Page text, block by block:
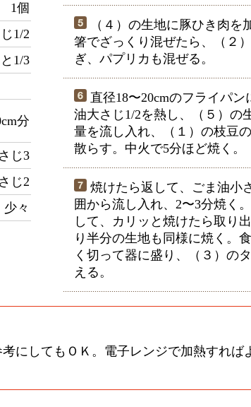
1個
1/2
1/3
分
じ3
じ2
少々
（４）の生地に豚ひき肉を
箸でざっくり混ぜたら、（２
ぎ、パプリカも混ぜる。
直径18〜20cmのフライパン
油大さじ1/2を熱し、（５）の
量を流し入れ、（１）の枝豆
散らす。中火で5分ほど焼く。
焼けたら返して、ごま油小
囲から流し入れ、2〜3分焼く
して、カリッと焼けたら取り
り半分の生地も同様に焼く。
く切って器に盛り、（３）の
える。
にしてもＯＫ。電子レンジで加熱すれば